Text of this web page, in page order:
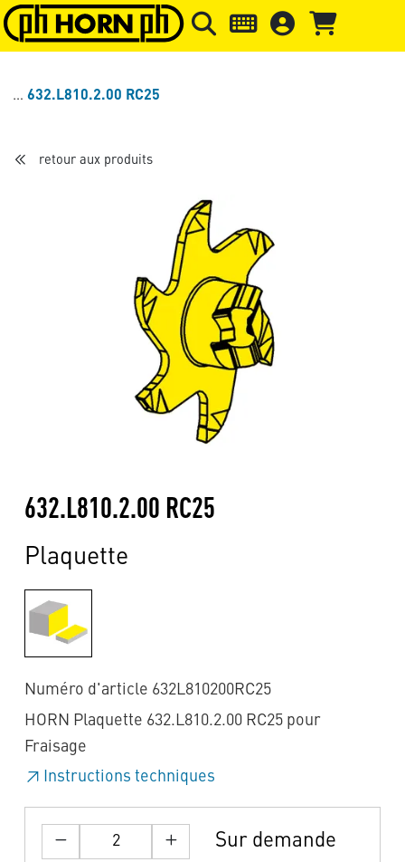
Skip to main content Passer à l'en-tête de la page
632.L810.2.00 RC25
retour aux produits
632.L810.2.00 RC25
Plaquette
Numéro d'article 632L810200RC25
HORN Plaquette 632.L810.2.00 RC25 pour
Fraisage
Instructions techniques
Sur demande